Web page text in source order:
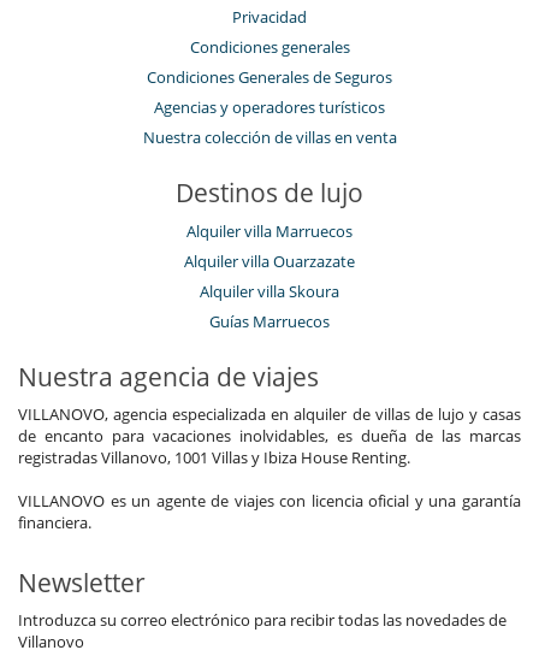
Privacidad
Condiciones generales
Condiciones Generales de Seguros
Agencias y operadores turísticos
Nuestra colección de villas en venta
Destinos de lujo
Alquiler villa Marruecos
Alquiler villa Ouarzazate
Alquiler villa Skoura
Guías Marruecos
Nuestra agencia de viajes
VILLANOVO, agencia especializada en alquiler de villas de lujo y casas
de encanto para vacaciones inolvidables, es dueña de las marcas
registradas Villanovo, 1001 Villas y Ibiza House Renting.
VILLANOVO es un agente de viajes con licencia oficial y una garantía
financiera.
Newsletter
Introduzca su correo electrónico para recibir todas las novedades de
Villanovo